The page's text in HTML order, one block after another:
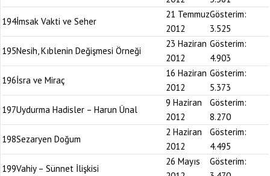
194İmsak Vakti ve Seher
21 Temmuz
2012
Gösterim:
3.525
195Nesih, Kıblenin Değişmesi Örneği
23 Haziran
2012
Gösterim:
4.903
196İsra ve Miraç
16 Haziran
2012
Gösterim:
5.373
197Uydurma Hadisler – Harun Ünal
9 Haziran
2012
Gösterim:
8.270
198Sezaryen Doğum
2 Haziran
2012
Gösterim:
4.495
199Vahiy – Sünnet İlişkisi
26 Mayıs
Gösterim: